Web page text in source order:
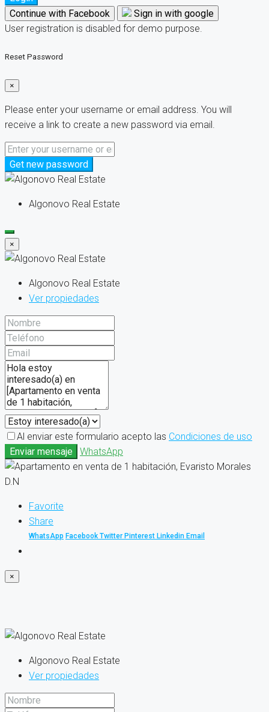
Continue with Facebook
Sign in with google
User registration is disabled for demo purpose.
Reset Password
×
Please enter your username or email address. You will
receive a link to create a new password via email.
Get new password
Algonovo Real Estate
×
Algonovo Real Estate
Ver propiedades
Al enviar este formulario acepto las Condiciones de uso
Enviar mensaje
WhatsApp
Favorite
Share
WhatsApp Facebook Twitter Pinterest Linkedin Email
×
Algonovo Real Estate
Ver propiedades